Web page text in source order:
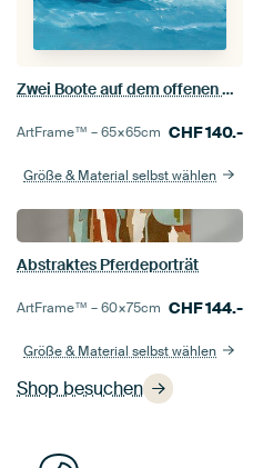
Shop besuchen
Zwei Boote auf dem offenen Meer
ArtFrame™ –65×65cm CHF140.-
Größe & Material selbst wählen
Abstraktes Pferdeporträt
ArtFrame™ –60×75cm CHF144.-
Größe & Material selbst wählen